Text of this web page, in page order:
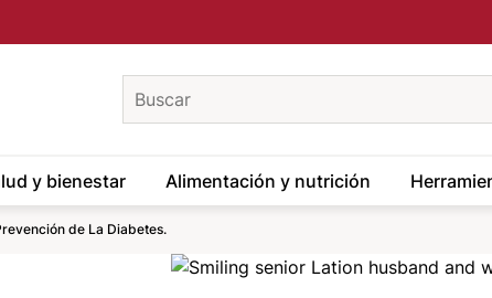
keywords
y bienestar Alimentación y nutrición
de La Diabetes.
Image